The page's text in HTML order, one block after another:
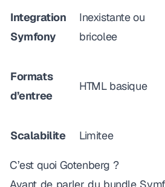
Integration
Symfony
Inexistante ou
bricolee
Formats
d’entree
HTML basique
Scalabilite Limitee
C’est quoi Gotenberg ?